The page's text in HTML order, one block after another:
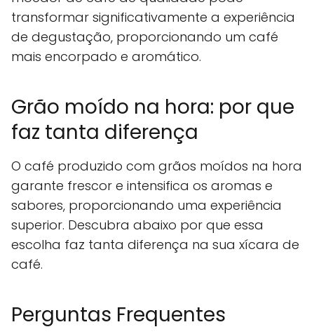
transformar significativamente a experiência
de degustação, proporcionando um café
mais encorpado e aromático.
Grão moído na hora: por que
faz tanta diferença
O café produzido com grãos moídos na hora
garante frescor e intensifica os aromas e
sabores, proporcionando uma experiência
superior. Descubra abaixo por que essa
escolha faz tanta diferença na sua xícara de
café.
Perguntas Frequentes